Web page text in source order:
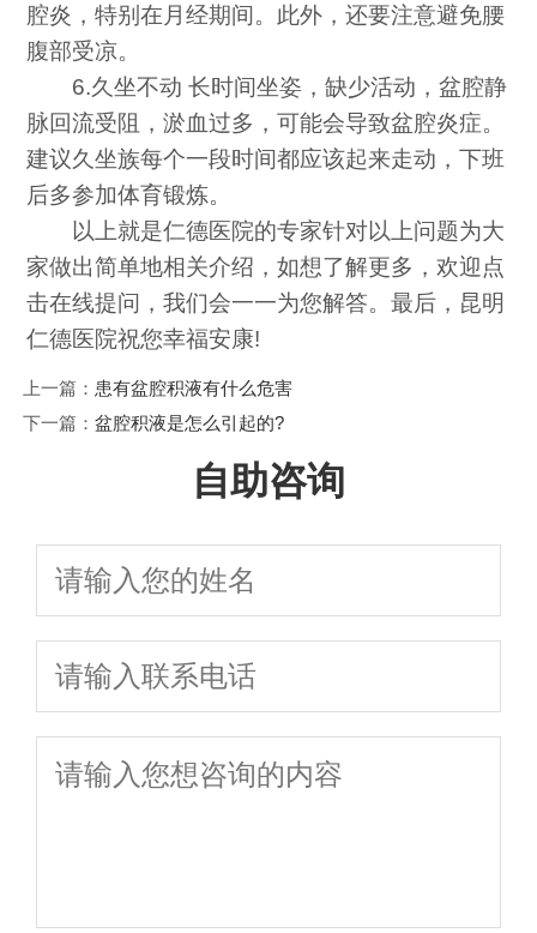
腔炎，特别在月经期间。此外，还要注意避免腰
腹部受凉。
6.久坐不动 长时间坐姿，缺少活动，盆腔静
脉回流受阻，淤血过多，可能会导致盆腔炎症。
建议久坐族每个一段时间都应该起来走动，下班
后多参加体育锻炼。
以上就是仁德医院的专家针对以上问题为大
家做出简单地相关介绍，如想了解更多，欢迎点
击在线提问，我们会一一为您解答。最后，昆明
仁德医院祝您幸福安康!
上一篇： 患有盆腔积液有什么危害
下一篇： 盆腔积液是怎么引起的?
自助咨询